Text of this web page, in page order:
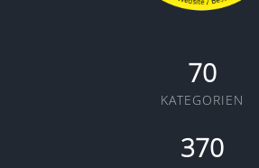
70
KATEGORIEN
370